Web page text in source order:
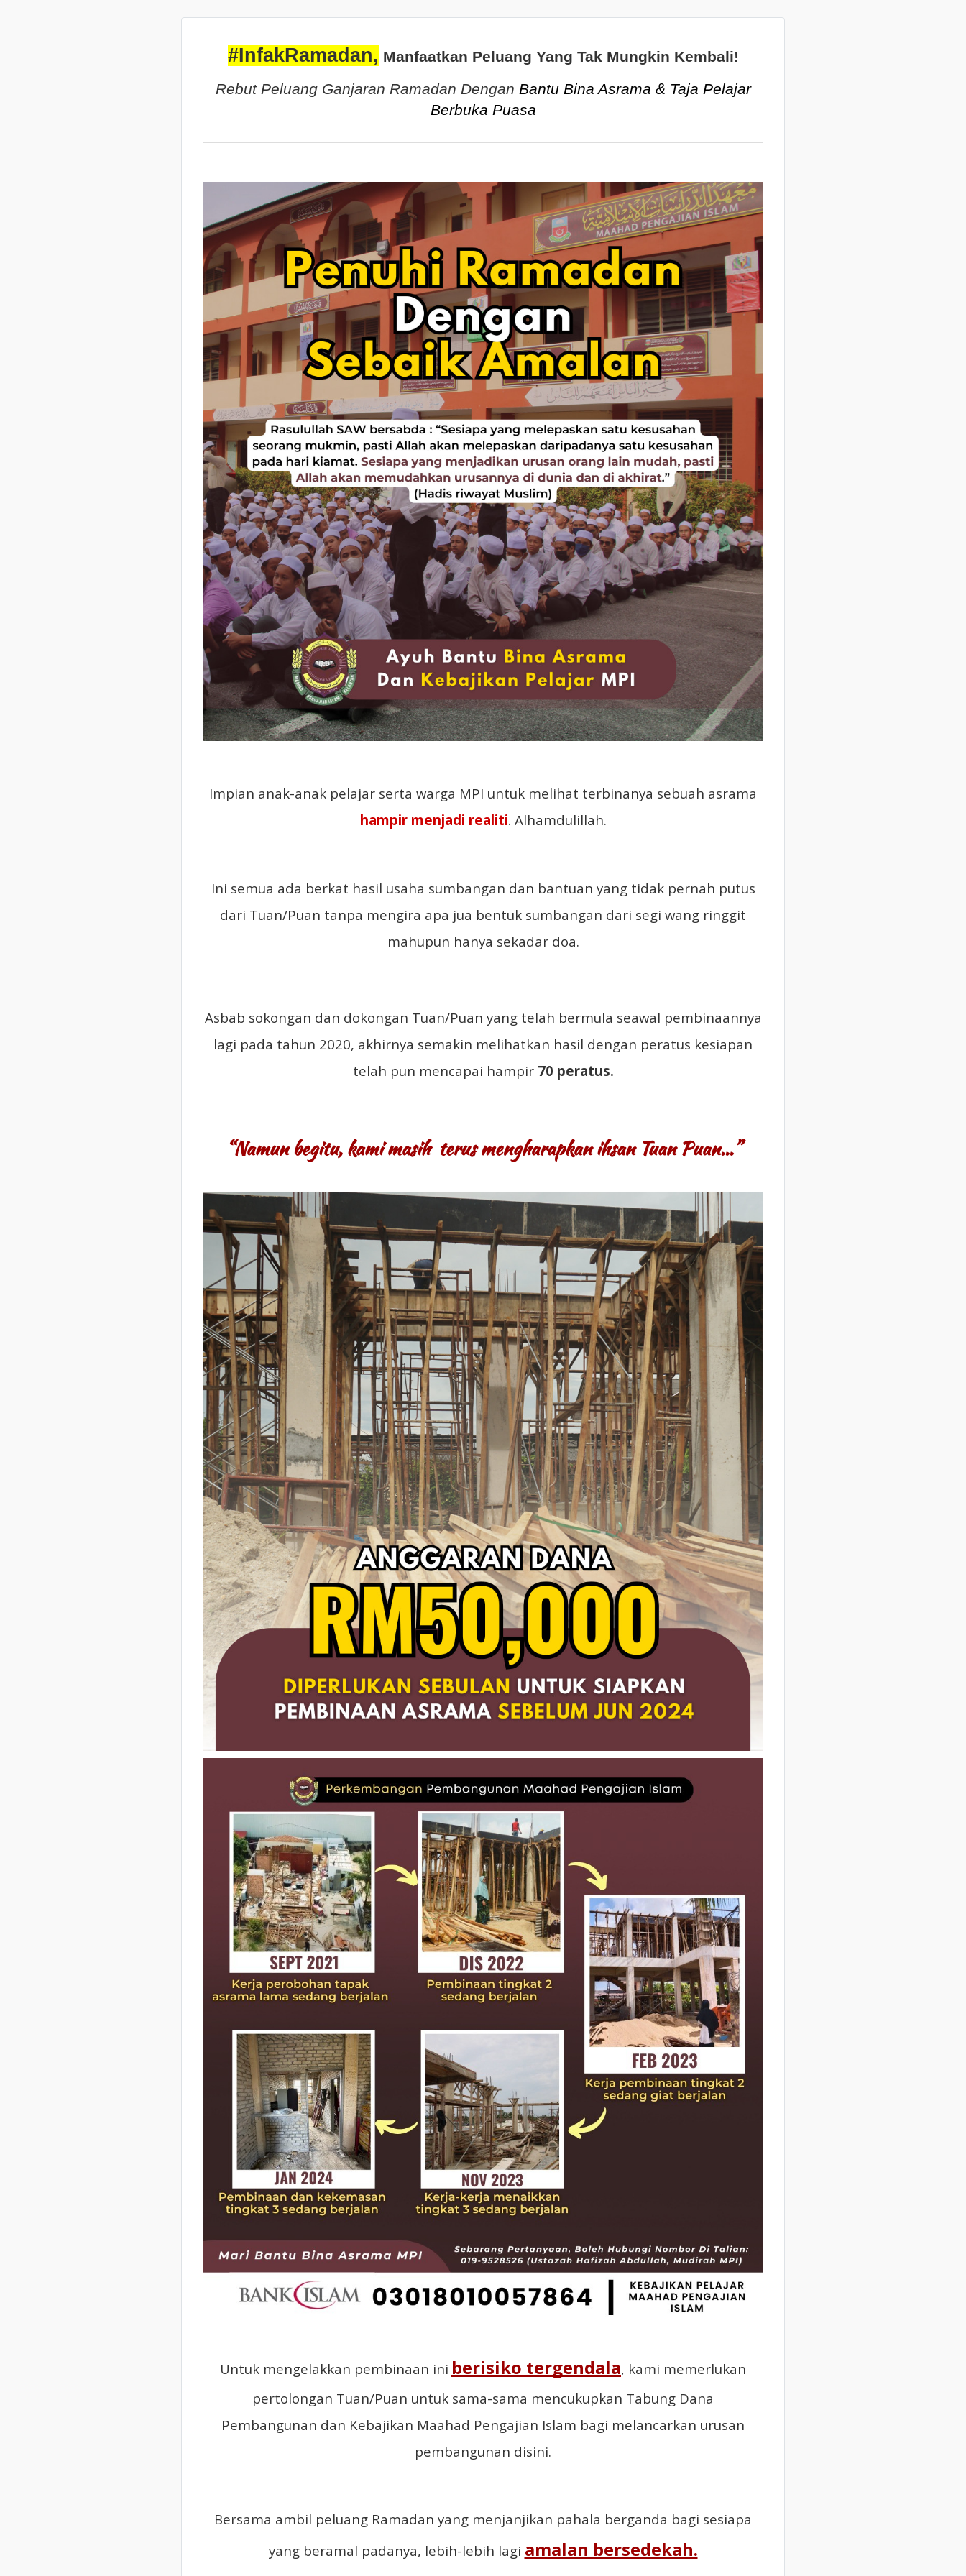
#InfakRamadan, Manfaatkan Peluang Yang Tak Mungkin Kembali!
Rebut Peluang Ganjaran Ramadan Dengan Bantu Bina Asrama & Taja Pelajar
Berbuka Puasa
Impian anak-anak pelajar serta warga MPI untuk melihat terbinanya sebuah asrama
hampir menjadi realiti. Alhamdulillah.
Ini semua ada berkat hasil usaha sumbangan dan bantuan yang tidak pernah putus
dari Tuan/Puan tanpa mengira apa jua bentuk sumbangan dari segi wang ringgit
mahupun hanya sekadar doa.
Asbab sokongan dan dokongan Tuan/Puan yang telah bermula seawal pembinaannya
lagi pada tahun 2020, akhirnya semakin melihatkan hasil dengan peratus kesiapan
telah pun mencapai hampir 70 peratus.
“Namun begitu, kami masih terus mengharapkan ihsan Tuan Puan…”
Untuk mengelakkan pembinaan ini berisiko tergendala, kami memerlukan
pertolongan Tuan/Puan untuk sama-sama mencukupkan Tabung Dana
Pembangunan dan Kebajikan Maahad Pengajian Islam bagi melancarkan urusan
pembangunan disini.
Bersama ambil peluang Ramadan yang menjanjikan pahala berganda bagi sesiapa
yang beramal padanya, lebih-lebih lagi amalan bersedekah.